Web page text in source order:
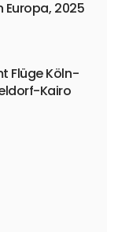
2025
Flüge Köln-
Kairo